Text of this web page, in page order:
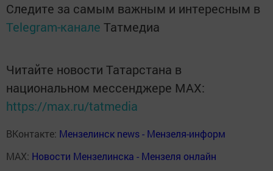
Следите за самым важным и интересным в
Telegram-канале Татмедиа
Читайте новости Татарстана в
национальном мессенджере MАХ:
https://max.ru/tatmedia
ВКонтакте: Мензелинск news - Мензеля-информ
MAX: Новости Мензелинска - Мензеля онлайн